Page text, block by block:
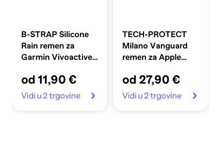
B-STRAP Silicone
Rain remen za
Garmin Vivoactive
od 11,90 €
Vidi u 2 trgovine
TECH-PROTECT
Milano Vanguard
remen za Apple
44/45/46/49 mm,
titanium
od 27,90 €
Vidi u 2 trgovine